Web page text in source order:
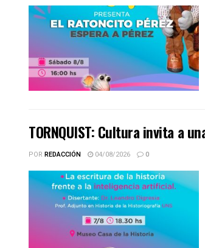
TORNQUIST: Cultura invita a
POR REDACCIÓN 04/08/2026 0